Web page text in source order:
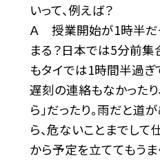
いって、例えば？
Ａ 授業開始が1時半だ
まる？日本では5分前集
もタイでは1時間半過ぎ
遅刻の連絡もなかったり
ら」だったり。雨だと道
ら、危ないことまでして
から予定を立ててもう